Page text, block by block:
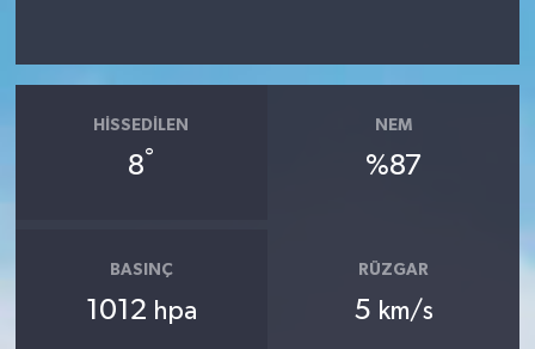
HISSEDILEN
8°
NEM
%87
BASINÇ
1012 hpa
RÜZGAR
5 km/s